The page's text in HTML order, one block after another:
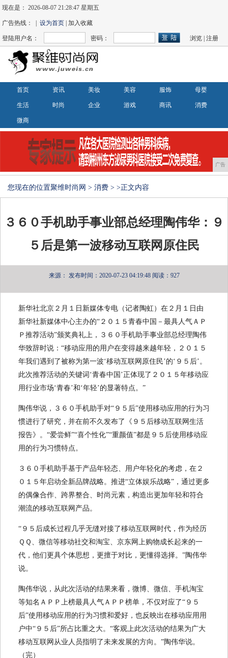
现在是：2026-08-07 21:28:47 星期五
广告热线： |设为首页 | 加入收藏
登陆用户名： 密码： 浏览 |注册
首页 资讯 美妆 美容 服饰 母婴
生活 时尚 企业 游戏 商讯 消费
微商
广告
您现在的位置聚维时尚网 > 消费 > >正文内容
３６０手机助手事业部总经理陶伟华：９
５后是第一波移动互联网原住民
来源： 发布时间：2020-07-23 04:19:48 阅读：927
新华社北京２月１日新媒体专电（记者陶虹）在２月１日由
新华社新媒体中心主办的“２０１５青春中国－最具人气ＡＰ
Ｐ推荐活动”颁奖典礼上，３６０手机助手事业部总经理陶伟
华致辞时说：“移动应用的用户在变得越来越年轻，２０１５
年我们遇到了被称为第一波‘移动互联网原住民’的‘９５后’。
此次推荐活动的关键词‘青春中国’正体现了２０１５年移动应
用行业市场‘青春’和‘年轻’的显著特点。”
陶伟华说，３６０手机助手对“９５后”使用移动应用的行为习
惯进行了研究，并在前不久发布了《９５后移动互联网生活
报告》。“爱尝鲜”“喜个性化”“重颜值”都是９５后使用移动应
用的行为习惯特点。
３６０手机助手基于产品年轻态、用户年轻化的考虑，在２
０１５年启动全新品牌战略。推进“立体娱乐战略”，通过更多
的偶像合作、跨界整合、时尚元素，构造出更加年轻和符合
潮流的移动互联网产品。
“９５后成长过程几乎无缝对接了移动互联网时代，作为经历
ＱＱ、微信等移动社交和淘宝、京东网上购物成长起来的一
代，他们更具个体思想，更擅于对比，更懂得选择。”陶伟华
说。
陶伟华说，从此次活动的结果来看，微博、微信、手机淘宝
等知名ＡＰＰ上榜最具人气ＡＰＰ榜单，不仅对应了“９５
后”使用移动应用的行为习惯和爱好，也反映出在移动应用用
户中“９５后”所占比重之大。“客观上此次活动的结果为广大
移动互联网从业人员指明了未来发展的方向。”陶伟华说。
（完）